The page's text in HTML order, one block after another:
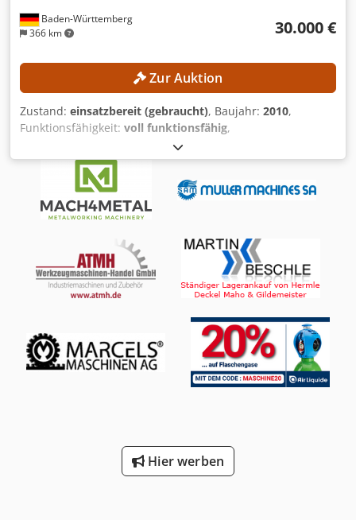
Baden-Württemberg
366 km
30.000 €
Zur Auktion
Zustand: einsatzbereit (gebraucht), Baujahr: 2010,
Funktionsfähigkeit: voll funktionsfähig,
Maschinen-/Fahrzeugnummer:
550 mm, Verfahrweg Y-Achse:410 mm, Verfahrweg Z-
450 mm, Spindeldrehzahl (max.):
Anzahl der Steckplätze im Werkzeugmagazin:210,
TECHNISCHE DETAILS CNC-Steuerung: FANUC 30iM für 5-
550 mm Verfahrweg Y-Achse: 410 mm Verfahrweg Z-Achse:
450 mm Schwenkbereich B-Achse: +110 bis −110°
Drehbereich C-Achse: 360° Vorschub Eilgang X-, Y- und Z-
Achse: 50.000 mm/min Eilgang B-Achse: 30 min⁻¹ Eilgang
serienmäßig: 30 Erweiterung des Werkzeugmagazins: 210
Werkzeugplätze Vorbereitung für eine Erweiterung auf 240
Werkzeugplätze Palettensystem Anzahl der Paletten: 10
Palettengröße: Ø 130 mm Palettenaufnahme Capto C6
Motorleistung: 7,5/11 kW Spindeldrehmoment: max. 70 Nm
bis 1.500 min⁻¹ Spindelaufnahme: HSK 63A
Sonderfuntkionen: High-Speed-Anlauf beim
Hier werben